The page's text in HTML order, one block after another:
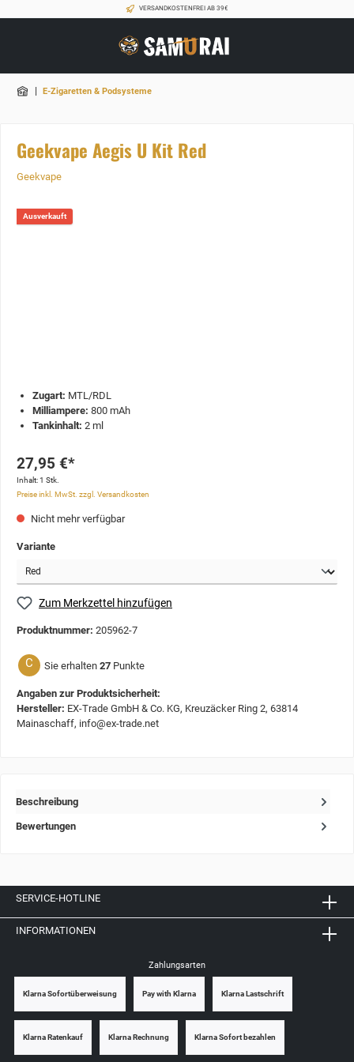
VERSANDKOSTENFREI AB 39€
| E-Zigaretten & Podsysteme
Geekvape Aegis U Kit Red
Geekvape
Ausverkauft
Zugart: MTL/RDL
Milliampere: 800 mAh
Tankinhalt: 2 ml
27,95 €*
Inhalt:1 Stk.
Preise inkl. MwSt. zzgl. Versandkosten
Nicht mehr verfügbar
Variante
Zum Merkzettel hinzufügen
Produktnummer: 205962-7
C Sie erhalten 27 Punkte
Angaben zur Produktsicherheit:
Hersteller: EX-Trade GmbH & Co. KG, Kreuzäcker Ring 2, 63814
Mainaschaff, info@ex-trade.net
Beschreibung
Bewertungen
SERVICE-HOTLINE
INFORMATIONEN
Zahlungsarten
Klarna Sofortüberweisung Pay with Klarna Klarna Lastschrift
Klarna Ratenkauf Klarna Rechnung Klarna Sofort bezahlen